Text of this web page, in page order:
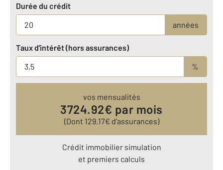
Durée du crédit
années
Taux d'intérêt (hors assurances)
%
vos mensualités
3724.92€ par mois
(Dont 129.17€ d’assurances)
Crédit immobilier simulation
et premiers calculs